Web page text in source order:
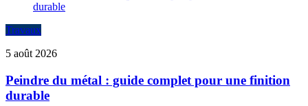
Travaux
5 août 2026
Peindre du métal : guide complet pour une finition
durable